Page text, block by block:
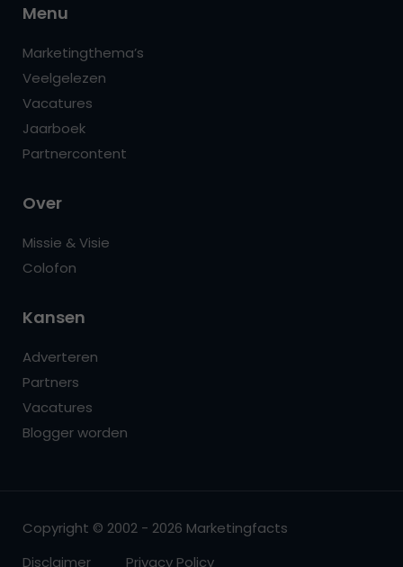
Menu
Marketingthema’s
Veelgelezen
Vacatures
Jaarboek
Partnercontent
Over
Missie & Visie
Colofon
Kansen
Adverteren
Partners
Vacatures
Blogger worden
Copyright © 2002 - 2026 Marketingfacts
Disclaimer
Privacy Policy